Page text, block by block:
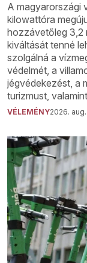
A magyarországi
kilowattóra
hozzávetőleg 3,2
kiváltását tenné
szolgálná a
védelmét, a
jégvédekezést, a
turizmust,
VÉLEMÉNY2026.